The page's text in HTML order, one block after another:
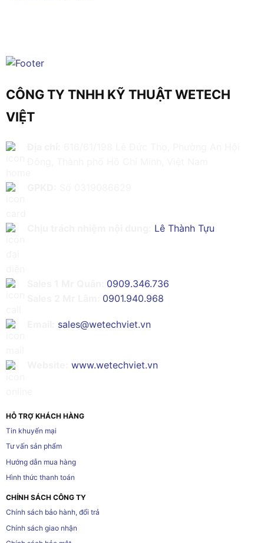
CÔNG TY TNHH KỸ THUẬT WETECH
VIỆT
Lê Thành Tựu
0909.346.736
0901.940.968
sales@wetechviet.vn
www.wetechviet.vn
HỖ TRỢ KHÁCH HÀNG
Tin khuyến mại
Tư vấn sản phẩm
Hướng dẫn mua hàng
Hình thức thanh toán
CHÍNH SÁCH CÔNG TY
Chính sách bảo hành, đổi trả
Chính sách giao nhận